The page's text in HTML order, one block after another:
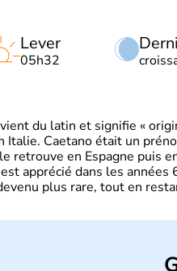
Lever
05h32
du latin et signifie «
Italie. Caetano était un
retrouve en Espagne puis
apprécié dans les
plus rare, tout en